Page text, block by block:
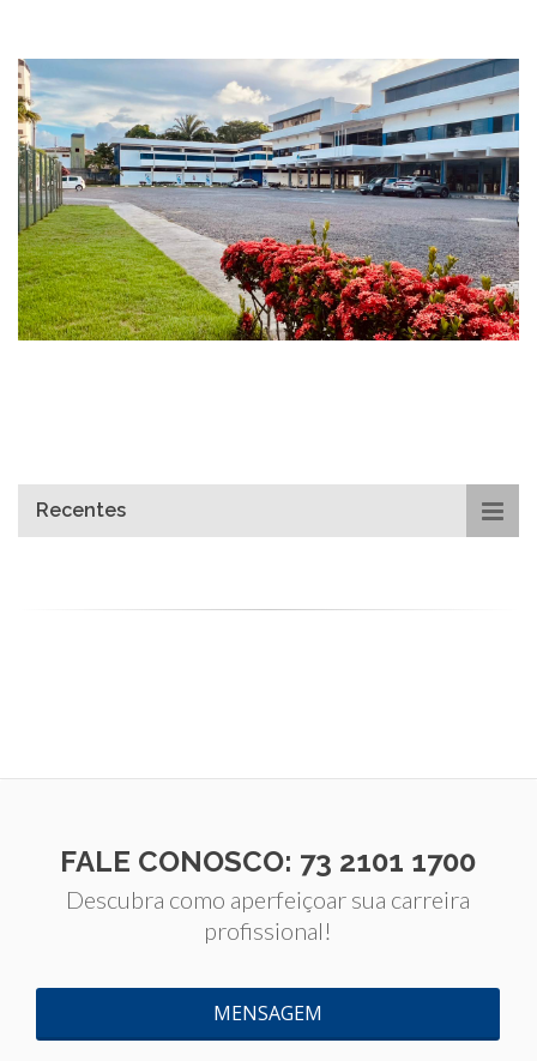
Recentes
FALE CONOSCO: 73 2101 1700
Descubra como aperfeiçoar sua carreira
profissional!
MENSAGEM